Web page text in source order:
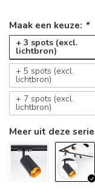
Maak een keuze: *
+ 3 spots (excl.
lichtbron)
+ 5 spots (excl.
lichtbron)
+ 7 spots (excl.
lichtbron)
Meer uit deze serie